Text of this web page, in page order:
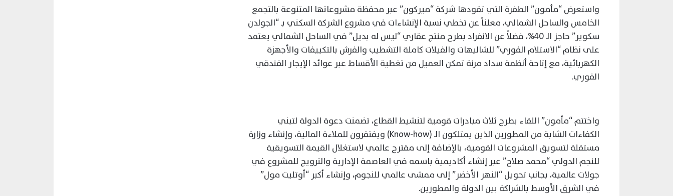
واستعرض “مأمون” الطفرة التي تقودها شركة “ميركون” عبر محفظة مشروعاتها المتنوعة بالتجمع
الخامس والساحل الشمالي، معلناً عن تخطي نسبة الإنشاءات في مشروع الشركة السكني بـ “الجولدن
سكوير” حاجز الـ 40%، فضلاً عن الانفراد بطرح منتج عقاري “ليس له بديل” في الساحل الشمالي يعتمد
على نظام “الاستلام الفوري” للشاليهات والفيلات كاملة التشطيب والفرش بالتكييفات والأجهزة
الكهربائية، مع إتاحة أنظمة سداد مرنة تمكن العميل من تغطية الأقساط عبر عوائد الإيجار الفندقي
الفوري.
واختتم “مأمون” اللقاء بطرح ثلاث مبادرات قومية لتنشيط القطاع، تضمنت دعوة الدولة لتبني
الكفاءات الشابة من المطورين الذين يمتلكون الـ (Know-how) ويفتقرون للملاءة المالية، وإنشاء وزارة
مستقلة لتسويق المشروعات القومية، بالإضافة إلى مقترح عالمي لاستغلال القيمة التسويقية
للنجم الدولي “محمد صلاح” عبر إنشاء أكاديمية باسمه في العاصمة الإدارية والترويج للمشروع في
جولات عالمية، بجانب تحويل “النهر الأخضر” إلى ممشى عالمي للنجوم، وإنشاء أكبر “أوتليت مول”
في الشرق الأوسط بالشراكة بين الدولة والمطورين.